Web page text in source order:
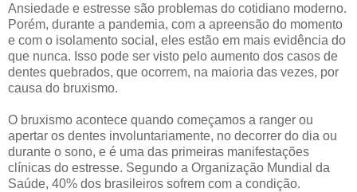
Ansiedade e estresse são problemas do cotidiano moderno.
Porém, durante a pandemia, com a apreensão do momento
e com o isolamento social, eles estão em mais evidência do
que nunca. Isso pode ser visto pelo aumento dos casos de
dentes quebrados, que ocorrem, na maioria das vezes, por
causa do bruxismo.
O bruxismo acontece quando começamos a ranger ou
apertar os dentes involuntariamente, no decorrer do dia ou
durante o sono, e é uma das primeiras manifestações
clínicas do estresse. Segundo a Organização Mundial da
Saúde, 40% dos brasileiros sofrem com a condição.